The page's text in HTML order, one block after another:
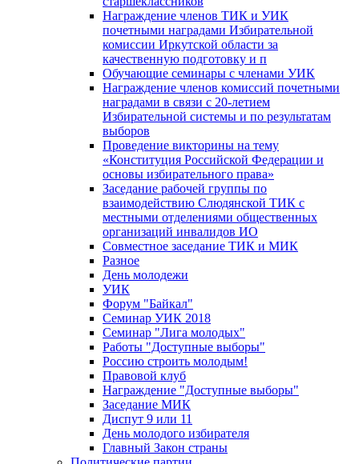
Награждение членов ТИК и УИК
почетными наградами Избирательной
комиссии Иркутской области за
качественную подготовку и п
Обучающие семинары с членами УИК
Награждение членов комиссий почетными
наградами в связи с 20-летием
Избирательной системы и по результатам
выборов
Проведение викторины на тему
«Конституция Российской Федерации и
основы избирательного права»
Заседание рабочей группы по
взаимодействию Слюдянской ТИК с
местными отделениями общественных
организаций инвалидов ИО
Совместное заседание ТИК и МИК
Разное
День молодежи
УИК
Форум "Байкал"
Семинар УИК 2018
Семинар "Лига молодых"
Работы "Доступные выборы"
Россию строить молодым!
Правовой клуб
Награждение "Доступные выборы"
Заседание МИК
Диспут 9 или 11
День молодого избирателя
Главный Закон страны